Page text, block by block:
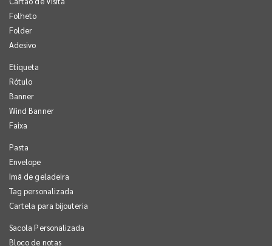
Folheto
Folder
Adesivo
Etiqueta
Rótulo
Banner
Wind Banner
Faixa
Pasta
Envelope
Imã de geladeira
Tag personalizada
Cartela para bijouteria
Sacola Personalizada
Bloco de notas